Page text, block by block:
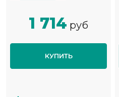
1 714 руб
КУПИТЬ